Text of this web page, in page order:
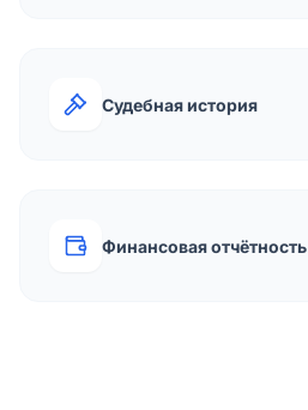
Судебная история
Финансовая отчётность